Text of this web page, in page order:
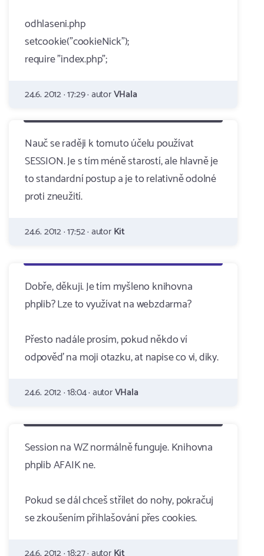
odhlaseni.php
setcookie("cookieNick");
require "index.php";
24.6. 2012 · 17:29 · autorVHala
Nauč se raději k tomuto účelu používat
SESSION. Je s tím méně starostí, ale hlavně je
to standardní postup a je to relativně odolné
proti zneužití.
24.6. 2012 · 17:52 · autorKit
Dobře, děkuji. Je tím myšleno knihovna
phplib? Lze to využívat na webzdarma?
Přesto nadále prosím, pokud někdo ví
odpověď na moji otazku, at napise co vi, diky.
24.6. 2012 · 18:04 · autorVHala
Session na WZ normálně funguje. Knihovna
phplib AFAIK ne.
Pokud se dál chceš střílet do nohy, pokračuj
se zkoušením přihlašování přes cookies.